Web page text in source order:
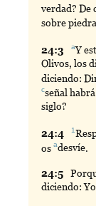
verdad? De
sobre
24:3 aY
Olivos, los
diciendo:
cseñal
siglo?
24:4 1
osadesvíe
24:5
diciendo: